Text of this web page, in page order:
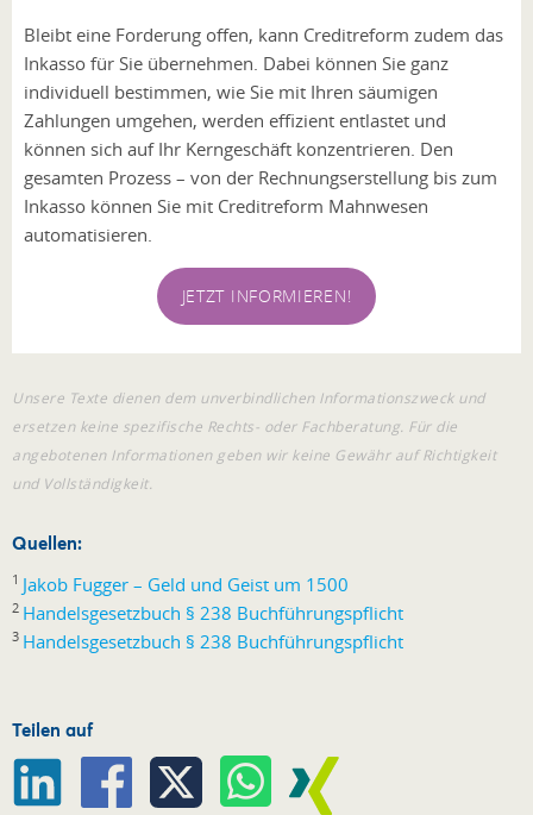
Bleibt eine Forderung offen, kann Creditreform zudem das
Inkasso für Sie übernehmen. Dabei können Sie ganz
individuell bestimmen, wie Sie mit Ihren säumigen
Zahlungen umgehen, werden effizient entlastet und
können sich auf Ihr Kerngeschäft konzentrieren. Den
gesamten Prozess – von der Rechnungserstellung bis zum
Inkasso können Sie mit Creditreform Mahnwesen
automatisieren.
JETZT INFORMIEREN!
Unsere Texte dienen dem unverbindlichen Informationszweck und
ersetzen keine spezifische Rechts- oder Fachberatung. Für die
angebotenen Informationen geben wir keine Gewähr auf Richtigkeit
und Vollständigkeit.
Quellen:
1 Jakob Fugger – Geld und Geist um 1500
2 Handelsgesetzbuch § 238 Buchführungspflicht
3 Handelsgesetzbuch § 238 Buchführungspflicht
Teilen auf